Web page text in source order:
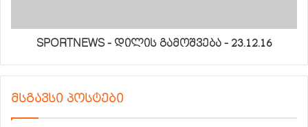
SPORTNEWS - დილის გამოშვება - 23.12.16
მსგავსი პოსტები